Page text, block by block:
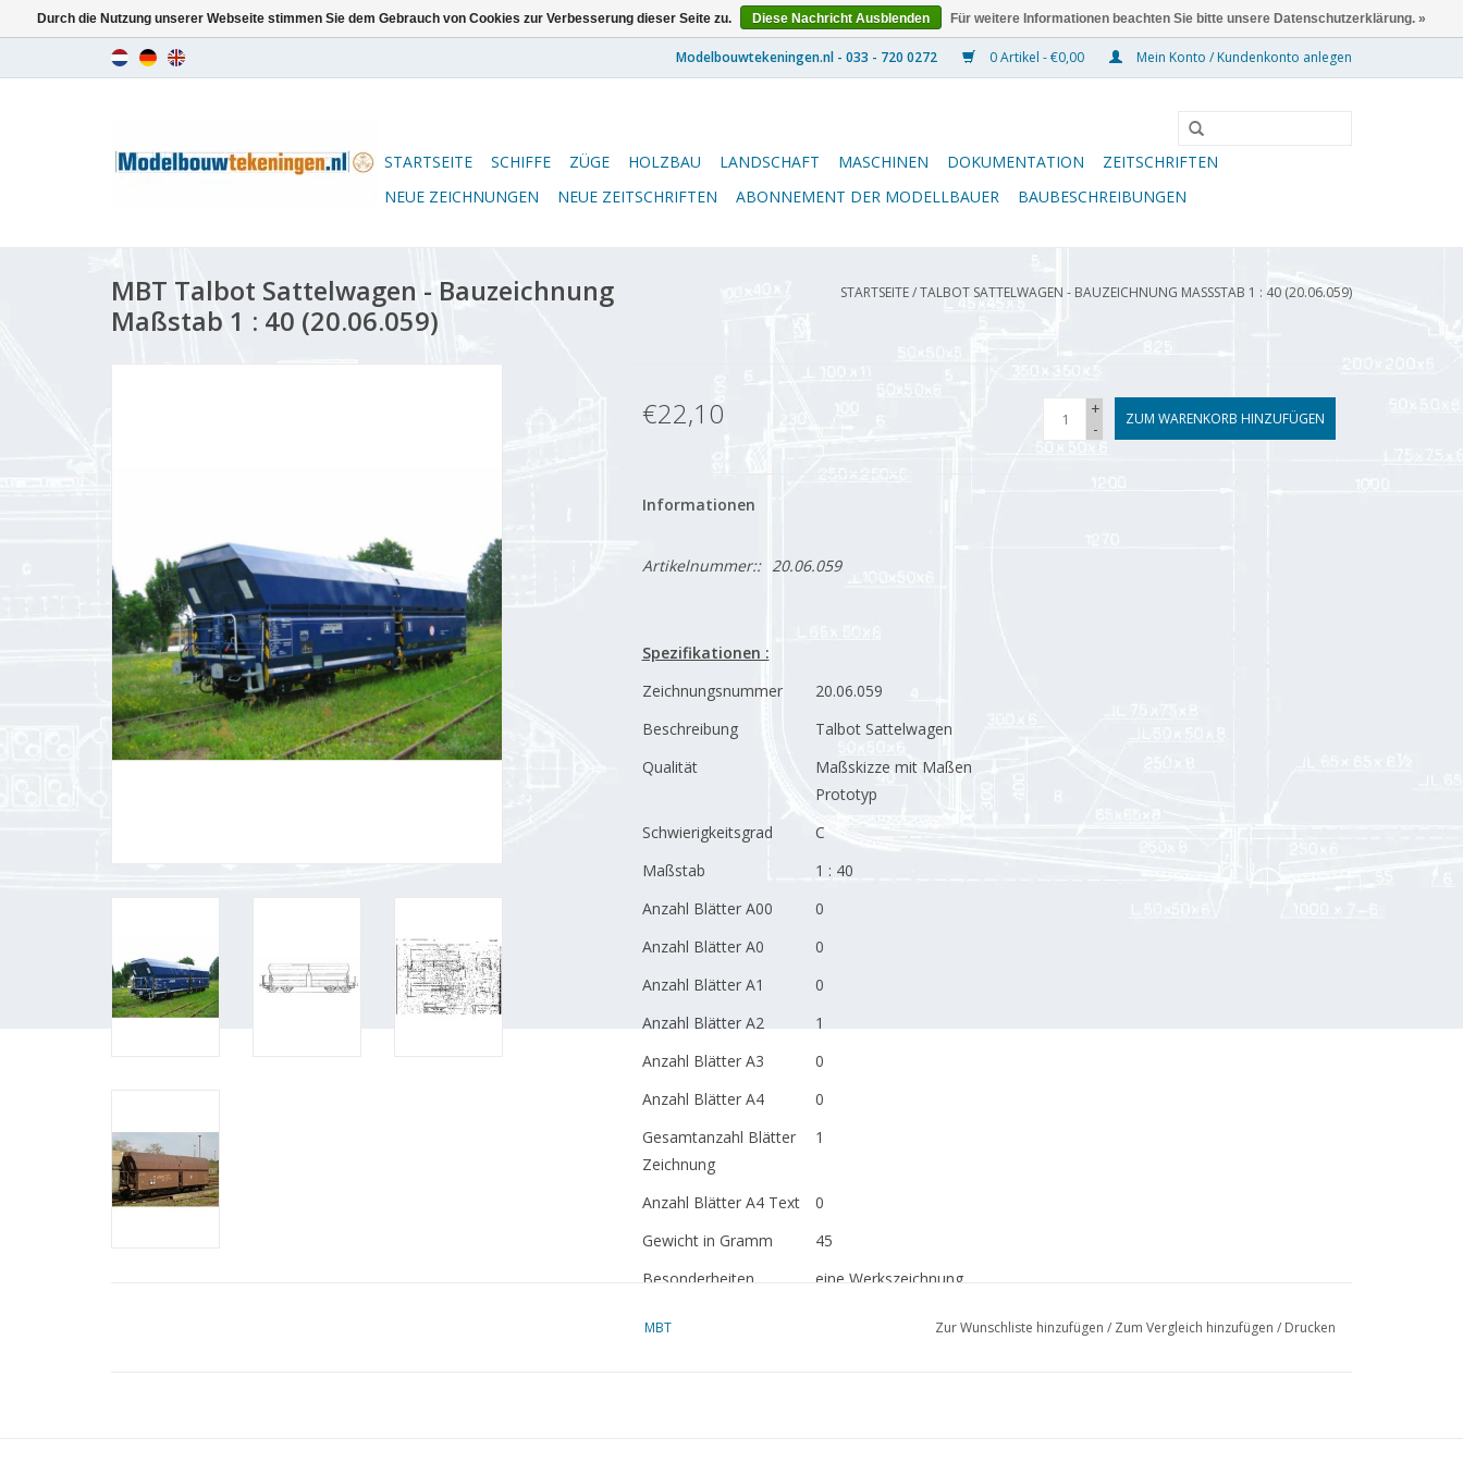
0 Artikel - €0,00 Mein Konto / Kundenkonto anlegen
STARTSEITE SCHIFFE ZÜGE HOLZBAU LANDSCHAFT MASCHINEN DOKUMENTATION
ZEITSCHRIFTEN
NEUE ZEICHNUNGEN
NEUE ZEITSCHRIFTEN ABONNEMENT DER MODELLBAUER BAUBESCHREIBUNGEN
MBT Talbot Sattelwagen - Bauzeichnung
Maßstab 1 : 40 (20.06.059)
STARTSEITE/TALBOT SATTELWAGEN - BAUZEICHNUNG MASSSTAB 1 : 40 (20.06.059)
€22,10
+
-
ZUM WARENKORB HINZUFÜGEN
Informationen
Artikelnummer:: 20.06.059
Spezifikationen :
Zeichnungsnummer
20.06.059
Beschreibung
Talbot Sattelwagen
Qualität
Maßskizze mit Maßen
Prototyp
Schwierigkeitsgrad
C
Maßstab
1 : 40
Anzahl Blätter A00
0
Anzahl Blätter A0
0
Anzahl Blätter A1
0
Anzahl Blätter A2
1
Anzahl Blätter A3
0
Anzahl Blätter A4
0
Gesamtanzahl Blätter
Zeichnung
1
Anzahl Blätter A4 Text
0
Gewicht in Gramm
45
Besonderheiten
eine Werkszeichnung
MBT Zur Wunschliste hinzufügen / Zum Vergleich hinzufügen / Drucken
Durch die Nutzung unserer Webseite stimmen Sie dem Gebrauch von Cookies zur Verbesserung dieser Seite zu. Diese Nachricht Ausblenden Für weitere Informationen beachten Sie bitte unsere Datenschutzerklärung. »